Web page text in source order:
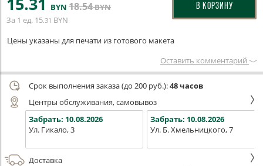
BYN 18.54BYN
За 1 ед. 15.31 BYN
В КОРЗИНУ
Цены указаны для печати из готового макета
Оставить комментарий
Срок выполнения заказа (до 200 руб.):48 часов
Центры обслуживания, самовывоз
Забрать: 10.08.2026
Ул. Гикало, 3
Забрать: 10.08.2026
Ул. Б. Хмельницкого, 7
Доставка